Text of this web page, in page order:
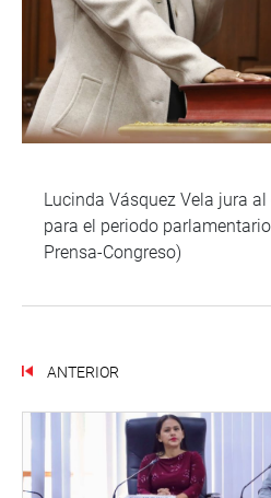
Lucinda Vásquez Vela jura
para el periodo
Prensa-Congreso)
ANTERIOR